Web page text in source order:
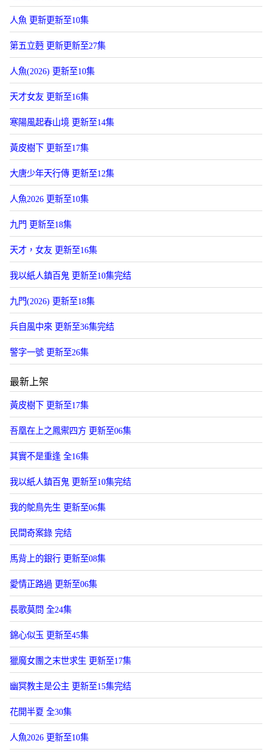
人魚 更新更新至10集
第五立麪 更新更新至27集
人魚(2026) 更新至10集
天才女友 更新至16集
寒陽風起春山境 更新至14集
黃皮樹下 更新至17集
大唐少年天行傳 更新至12集
人魚2026 更新至10集
九門 更新至18集
天才，女友 更新至16集
我以紙人鎮百鬼 更新至10集完结
九門(2026) 更新至18集
兵自風中來 更新至36集完结
警字一號 更新至26集
最新上架
黃皮樹下 更新至17集
吾凰在上之鳳禦四方 更新至06集
其實不是重逢 全16集
我以紙人鎮百鬼 更新至10集完结
我的鴕鳥先生 更新至06集
民間奇案錄 完结
馬背上的銀行 更新至08集
愛情正路過 更新至06集
長歌莫問 全24集
錦心似玉 更新至45集
獵魔女團之末世求生 更新至17集
幽冥教主是公主 更新至15集完结
花開半夏 全30集
人魚2026 更新至10集